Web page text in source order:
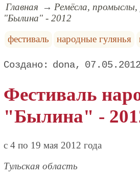
Главная Ремёсла, промыслы,
"Былина" - 2012
фестиваль
народные гулянья
dona 07.05.2012
Фестиваль
"Былина" -
c 4 по 19 мая 2012 года
Тульская область